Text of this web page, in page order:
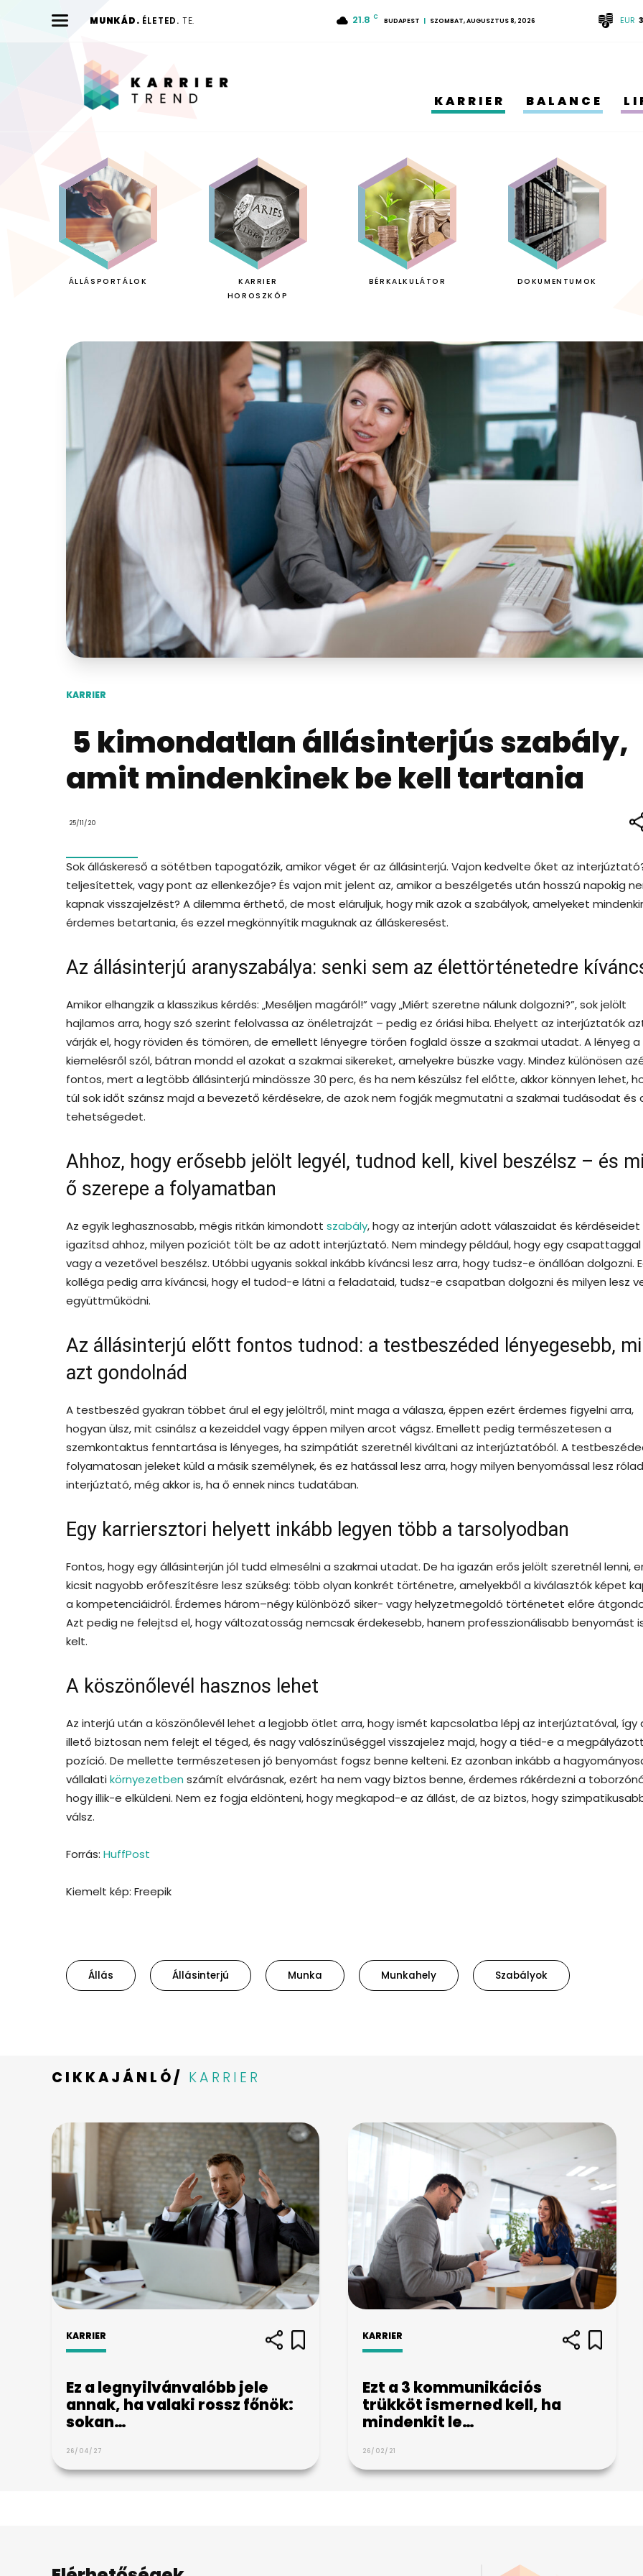
MUNKÁD. ÉLETED. TE. 21.8 C BUDAPEST SZOMBAT, AUGUSZTUS 8, 2026 EUR
KARRIER BALANCE
ÁLLÁSPORTÁLOK
KARRIER
HOROSZKÓP
BÉRKALKULÁTOR DOKUMENTUMOK
KARRIER
5 kimondatlan állásinterjús szabály,
amit mindenkinek be kell tartania
25/11/20
Sok álláskereső a sötétben tapogatózik, amikor véget ér az állásinterjú. Vajon kedvelte őket az
teljesítettek, vagy pont az ellenkezője? És vajon mit jelent az, amikor a beszélgetés után hosszú napokig
kapnak visszajelzést? A dilemma érthető, de most eláruljuk, hogy mik azok a szabályok, amelyeket
érdemes betartania, és ezzel megkönnyítik maguknak az álláskeresést.
Az állásinterjú aranyszabálya: senki sem az élettörténetedre
Amikor elhangzik a klasszikus kérdés: „Meséljen magáról!” vagy „Miért szeretne nálunk dolgozni?”, sok jelölt
hajlamos arra, hogy szó szerint felolvassa az önéletrajzát – pedig ez óriási hiba. Ehelyett az interjúztatók
várják el, hogy röviden és tömören, de emellett lényegre törően foglald össze a szakmai utadat. A lényeg a
kiemelésről szól, bátran mondd el azokat a szakmai sikereket, amelyekre büszke vagy. Mindez különösen
fontos, mert a legtöbb állásinterjú mindössze 30 perc, és ha nem készülsz fel előtte, akkor könnyen lehet,
túl sok időt szánsz majd a bevezető kérdésekre, de azok nem fogják megmutatni a szakmai tudásodat és
tehetségedet.
Ahhoz, hogy erősebb jelölt legyél, tudnod kell, kivel beszélsz – és
ő szerepe a folyamatban
Az egyik leghasznosabb, mégis ritkán kimondott szabály, hogy az interjún adott válaszaidat és kérdéseidet
igazítsd ahhoz, milyen pozíciót tölt be az adott interjúztató. Nem mindegy például, hogy egy csapattaggal
vagy a vezetővel beszélsz. Utóbbi ugyanis sokkal inkább kíváncsi lesz arra, hogy tudsz-e önállóan dolgozni.
kolléga pedig arra kíváncsi, hogy el tudod-e látni a feladataid, tudsz-e csapatban dolgozni és milyen lesz
együttműködni.
Az állásinterjú előtt fontos tudnod: a testbeszéded lényegesebb,
azt gondolnád
A testbeszéd gyakran többet árul el egy jelöltről, mint maga a válasza, éppen ezért érdemes figyelni arra,
hogyan ülsz, mit csinálsz a kezeiddel vagy éppen milyen arcot vágsz. Emellett pedig természetesen a
szemkontaktus fenntartása is lényeges, ha szimpátiát szeretnél kiváltani az interjúztatóból. A
folyamatosan jeleket küld a másik személynek, és ez hatással lesz arra, hogy milyen benyomással lesz
interjúztató, még akkor is, ha ő ennek nincs tudatában.
Egy karriersztori helyett inkább legyen több a tarsolyodban
Fontos, hogy egy állásinterjún jól tudd elmesélni a szakmai utadat. De ha igazán erős jelölt szeretnél lenni,
kicsit nagyobb erőfeszítésre lesz szükség: több olyan konkrét történetre, amelyekből a kiválasztók képet
a kompetenciáidról. Érdemes három–négy különböző siker- vagy helyzetmegoldó történetet előre
Azt pedig ne felejtsd el, hogy változatosság nemcsak érdekesebb, hanem professzionálisabb benyomást
kelt.
A köszönőlevél hasznos lehet
Az interjú után a köszönőlevél lehet a legjobb ötlet arra, hogy ismét kapcsolatba lépj az interjúztatóval, így
illető biztosan nem felejt el téged, és nagy valószínűséggel visszajelez majd, hogy a tiéd-e a megpályázott
pozíció. De mellette természetesen jó benyomást fogsz benne kelteni. Ez azonban inkább a
vállalatikörnyezetben számít elvárásnak, ezért ha nem vagy biztos benne, érdemes rákérdezni a
hogy illik-e elküldeni. Nem ez fogja eldönteni, hogy megkapod-e az állást, de az biztos, hogy
válsz.
Forrás: HuffPost
Kiemelt kép: Freepik
Állás Állásinterjú Munka Munkahely Szabályok
CIKKAJÁNLÓ/ KARRIER
KARRIER
Ez a legnyilvánvalóbb jele
annak, ha valaki rossz főnök:
sokan…
26/04/27
KARRIER
Ezt a 3 kommunikációs
trükköt ismerned kell, ha
mindenkit le…
26/02/21